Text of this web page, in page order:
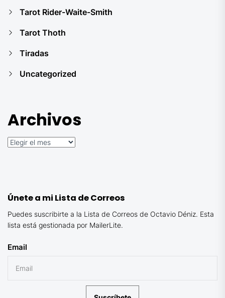
Tarot Rider-Waite-Smith
Tarot Thoth
Tiradas
Uncategorized
Archivos
Archivos
Únete a mi Lista de Correos
Puedes suscribirte a la Lista de Correos de Octavio Déniz. Esta
lista está gestionada por MailerLite.
Email